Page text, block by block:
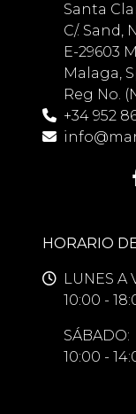
Santa
C/. Sand,
E-29603
Malaga,
Reg No.
+34 952
HORARIO
LUNES A
10:00 -
SÁBADO:
10:00 -